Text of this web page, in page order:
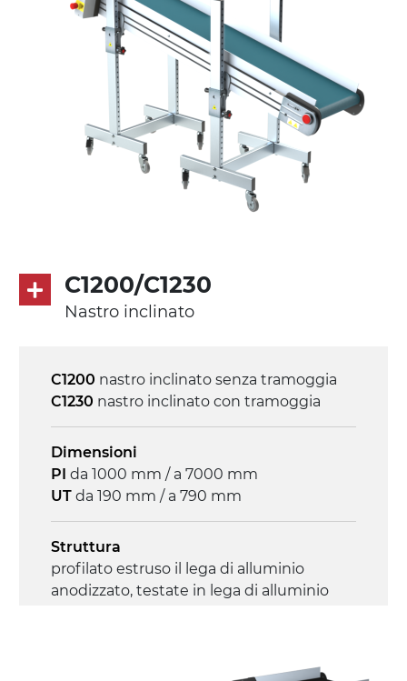
zincato, piedini di livellamento
PU superficie blue opaco
Trasmissione
diretta in traino (lato sinistro), motore
asincrono trifase multi tensione
3.4 m/minuto
Controllo
C1200/C1230
Nastro inclinato
C1200 nastro inclinato senza tramoggia
C1230 nastro inclinato con tramoggia
Dimensioni
PI da 1000 mm / a 7000 mm
UT da 190 mm / a 790 mm
Struttura
profilato estruso il lega di alluminio
anodizzato, testate in lega di alluminio